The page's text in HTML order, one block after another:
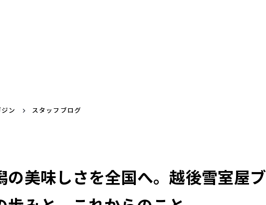
ン スタッフブログ
の美味しさを全国へ。越後雪室屋ブ